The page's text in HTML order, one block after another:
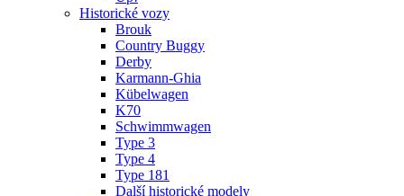
Historické vozy
Brouk
Country Buggy
Derby
Karmann-Ghia
Kübelwagen
K70
Schwimmwagen
Type 3
Type 4
Type 181
Další historické modely